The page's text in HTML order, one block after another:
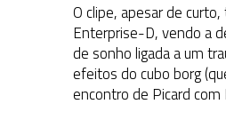
O clipe, apesar de
Enterprise-D, vendo a
de sonho ligada a um
efeitos do cubo borg
encontro de Picard